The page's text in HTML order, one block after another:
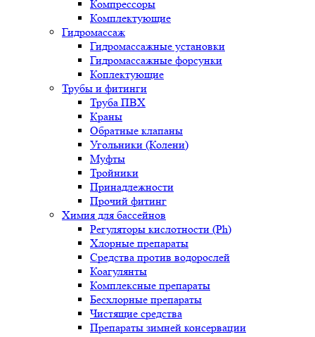
Компрессоры
Комплектующие
Гидромассаж
Гидромассажные установки
Гидромассажные форсунки
Коплектующие
Трубы и фитинги
Труба ПВХ
Краны
Обратные клапаны
Угольники (Колени)
Муфты
Тройники
Принадлежности
Прочий фитинг
Химия для бассейнов
Регуляторы кислотности (Ph)
Хлорные препараты
Средства против водорослей
Коагулянты
Комплексные препараты
Бесхлорные препараты
Чистящие средства
Препараты зимней консервации